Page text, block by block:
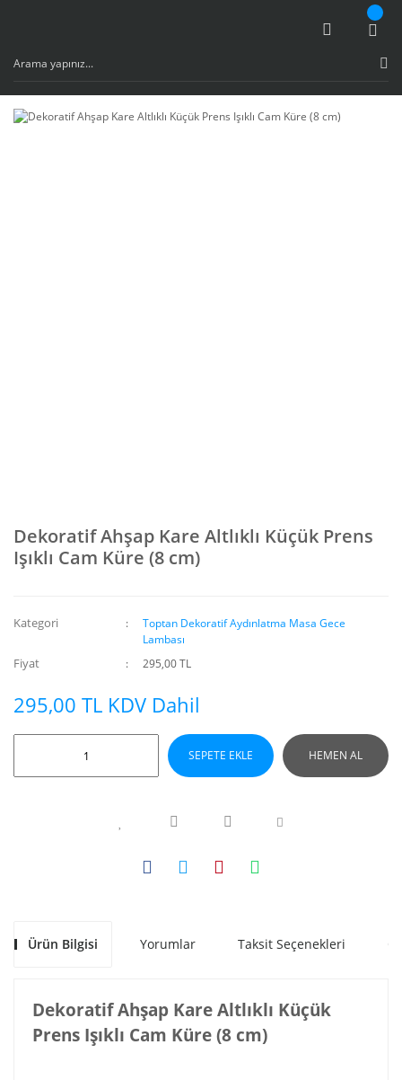
Dekoratif Ahşap Kare Altlıklı Küçük Prens
Işıklı Cam Küre (8 cm)
Kategori
Toptan Dekoratif Aydınlatma Masa Gece
Lambası
Fiyat 295,00 TL
295,00 TL KDV Dahil
SEPETE EKLE HEMEN AL
Ürün Bilgisi Yorumlar Taksit Seçenekleri
Dekoratif Ahşap Kare Altlıklı Küçük
Prens Işıklı Cam Küre (8 cm)